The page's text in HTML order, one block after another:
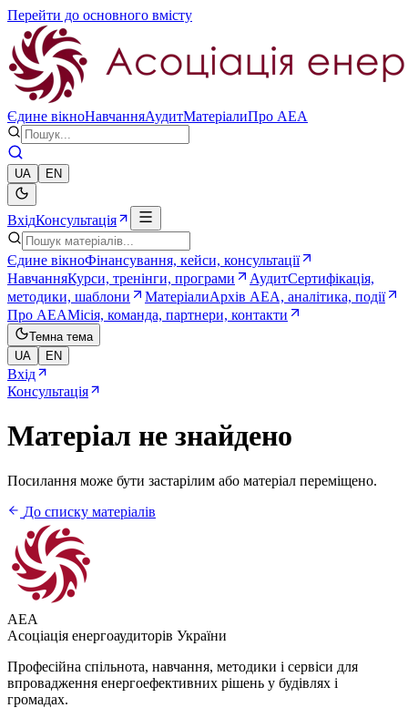
Перейти до основного вмісту
Єдине вікноНавчанняАудитМатеріалиПро AEA
UA EN
ВхідКонсультація
Єдине вікноФінансування, кейси, консультації
НавчанняКурси, тренінги, програми АудитСертифікація,
методики, шаблони
МатеріалиАрхів AEA, аналітика, події
Про AEAМісія, команда, партнери, контакти
Темна тема
UA
EN
Вхід
Консультація
Матеріал не знайдено
Посилання може бути застарілим або матеріал переміщено.
До списку матеріалів
AEA
Асоціація енергоаудиторів України
Професійна спільнота, навчання, методики і сервіси для
впровадження енергоефективних рішень у будівлях і
громадах.